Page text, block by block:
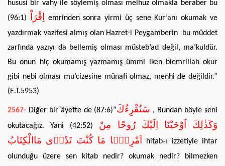
hususi bir vahy ile söylemiş olması melhuz olmakla beraber bu
(96:1) اِقْرَاْ emrinden sonra yirmi üç sene Kur’anı okumak ve
yazdırmak vazifesi almış olan Hazret-i Peygamberin bu müddet
zarfında yazıyı da bellemiş olması müsteb’ad değil, ma’kuldür.
Bu onun hiç okumamış yazmamış ümmi iken biemrillah okur
gibi nebi olması mu’cizesine münafi olmaz, menhi de değildir.”
(E.T.5953)
2567- Diğer bir âyette de (87:6)“سَنُقْرِءُكَ , Bundan böyle seni
okutacağız. Yani (42:52) وَكَذٰلِكَ اَوْحَيْنَٓا اِلَيْكَ رُوحًا مِنْ
اَمْرِنَۜا مَا كُنْتَ تَدْر۪ى مَاالْكِتَابُ
hitab-ı izzetiyle ihtar
olunduğu üzere sen kitab nedir? okumak nedir? bilmezken